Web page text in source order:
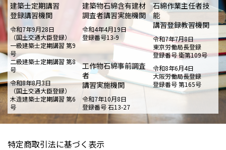
建築士定期講習
登録講習機関
令和7年9月28日
（国土交通大臣登録）
一級建築士定期講習 第9
号
二級建築士定期講習 第8
号
令和8年8月3日
（国土交通大臣登録）
木造建築士定期講習 第6
号
建築物石綿含有建材
調査者講習実施機関
令和4年4月19日
登録番号13-9
工作物石綿事前調査
者
講習実施機関
令和7年10月8日
登録番号 石13-27
石綿作業主任者技
能
講習登録教習機関
令和7年7月8日
東京労働局長登録
登録番号 衛第109号
令和8年6月4日
大阪労働局長登録
登録番号 第165号
特定商取引法に基づく表示